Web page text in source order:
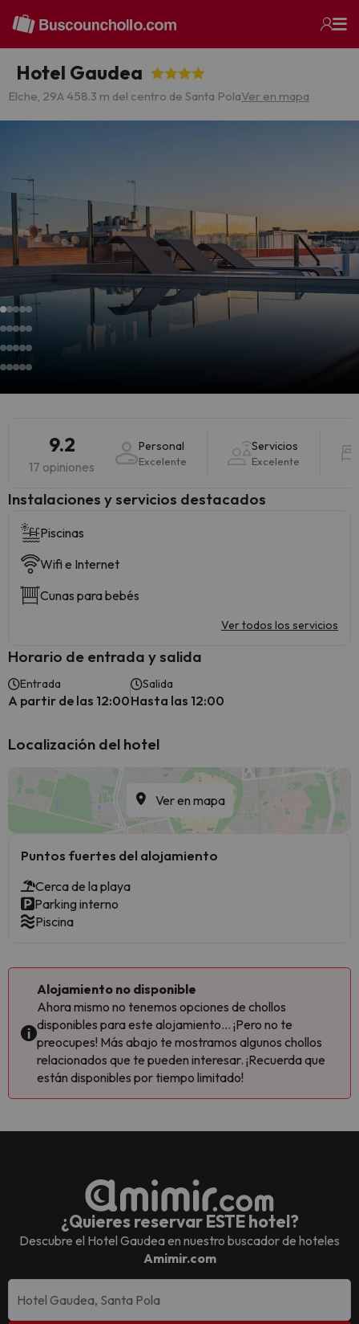
Hotel Gaudea
Elche, 29A 458.3 m del centro de Santa PolaVer en mapa
9.2
17 opiniones
Personal
Excelente
Servicios
Excelente
Instalaciones y servicios destacados
Piscinas
Wifi e Internet
Cunas para bebés
Ver todos los servicios
Horario de entrada y salida
Entrada
A partir de las 12:00
Salida
Hasta las 12:00
Localización del hotel
Ver en mapa
Puntos fuertes del alojamiento
Cerca de la playa
Parking interno
Piscina
Alojamiento no disponible
Ahora mismo no tenemos opciones de chollos
disponibles para este alojamiento... ¡Pero no te
preocupes! Más abajo te mostramos algunos chollos
relacionados que te pueden interesar. ¡Recuerda que
están disponibles por tiempo limitado!
¿Quieres reservar ESTE hotel?
Descubre el Hotel Gaudeaen nuestro buscador de hoteles
Amimir.com